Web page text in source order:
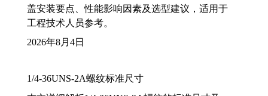
盖安装要点、性能影响因素及选型建议，适用于
工程技术人员参考。
2026年8月4日
1/4-36UNS-2A螺纹标准尺寸